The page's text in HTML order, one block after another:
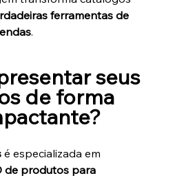
ferramentas de
.
seus
de forma
é especializada em
de produtos para